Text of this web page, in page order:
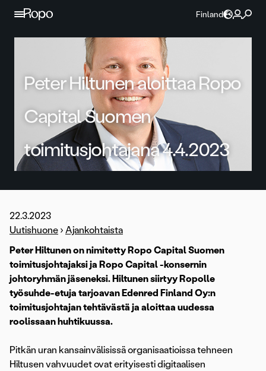
Jatka sisältöön
Finland
Peter Hiltunen aloittaa Ropo
Capital Suomen
toimitusjohtajana 4.4.2023
22.3.2023
Uutishuone › Ajankohtaista
Peter Hiltunen on nimitetty Ropo Capital Suomen
toimitusjohtajaksi ja Ropo Capital -konsernin
johtoryhmän jäseneksi. Hiltunen siirtyy Ropolle
työsuhde-etuja tarjoavan Edenred Finland Oy:n
toimitusjohtajan tehtävästä ja aloittaa uudessa
roolissaan huhtikuussa.
Pitkän uran kansainvälisissä organisaatioissa tehneen
Hiltusen vahvuudet ovat erityisesti digitaalisen